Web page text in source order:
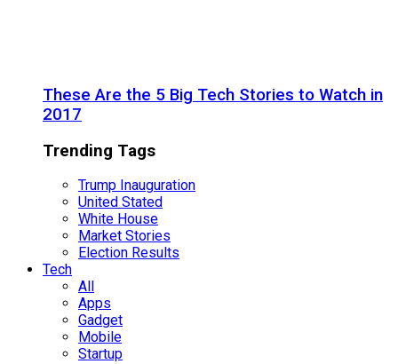
These Are the 5 Big Tech Stories to Watch in
2017
Trending Tags
Trump Inauguration
United Stated
White House
Market Stories
Election Results
Tech
All
Apps
Gadget
Mobile
Startup